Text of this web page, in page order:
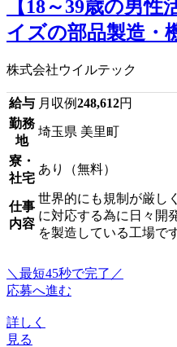
【18～39歳の男
イズの部品製造・
株式会社ウイルテック
給与 月収例248,612円
勤務
地
埼玉県 美里町
寮・
社宅
あり（無料）
仕事
内容
世界的にも規制が厳し
に対応する為に日々開
を製造している工場で
＼最短45秒で完了／
応募へ進む
詳しく
見る